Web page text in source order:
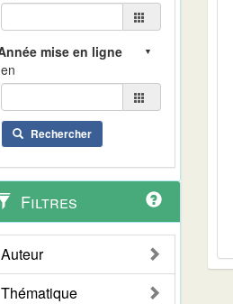
en
Rechercher
Filtres
Auteur
Thématique